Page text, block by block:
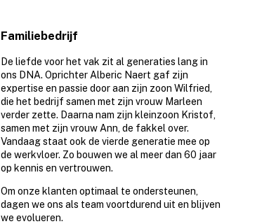
Familiebedrijf
De liefde voor het vak zit al generaties lang in
ons DNA. Oprichter Alberic Naert gaf zijn
expertise en passie door aan zijn zoon Wilfried,
die het bedrijf samen met zijn vrouw Marleen
verder zette. Daarna nam zijn kleinzoon Kristof,
samen met zijn vrouw Ann, de fakkel over.
Vandaag staat ook de vierde generatie mee op
de werkvloer. Zo bouwen we al meer dan 60 jaar
op kennis en vertrouwen.
Om onze klanten optimaal te ondersteunen,
dagen we ons als team voortdurend uit en blijven
we evolueren.